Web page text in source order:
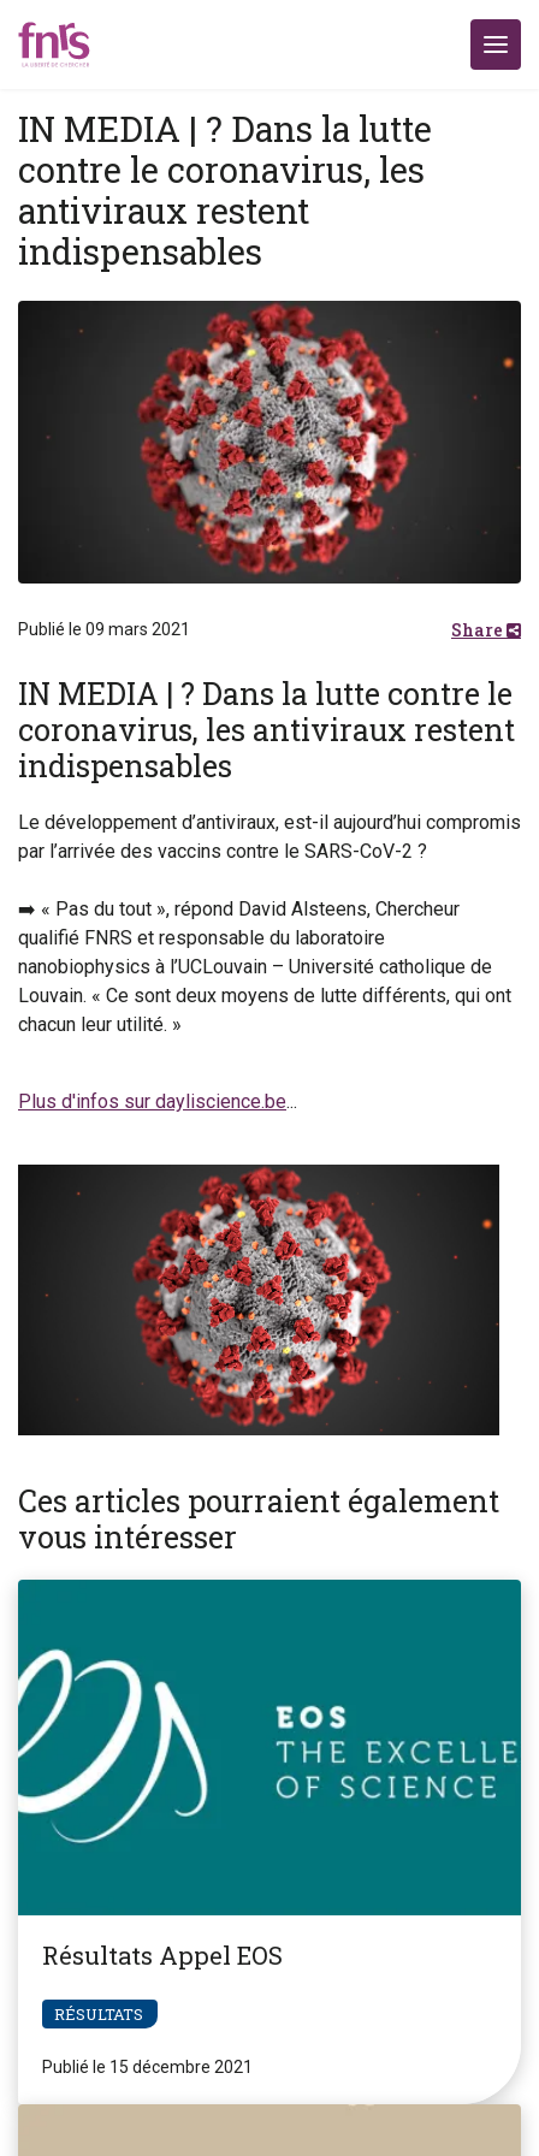
IN MEDIA | ? Dans la lutte
contre le coronavirus, les
antiviraux restent
indispensables
Publié le 09 mars 2021 Share
IN MEDIA | ? Dans la lutte contre le
coronavirus, les antiviraux restent
indispensables
Le développement d’antiviraux, est-il aujourd’hui compromis
par l’arrivée des vaccins contre le SARS-CoV-2 ?
➡️ « Pas du tout », répond David Alsteens, Chercheur
qualifié FNRS et responsable du laboratoire
nanobiophysics à l’UCLouvain – Université catholique de
Louvain. « Ce sont deux moyens de lutte différents, qui ont
chacun leur utilité. »
Plus d'infos sur dayliscience.be...
Ces articles pourraient également
vous intéresser
Résultats Appel EOS
RÉSULTATS
Publié le 15 décembre 2021